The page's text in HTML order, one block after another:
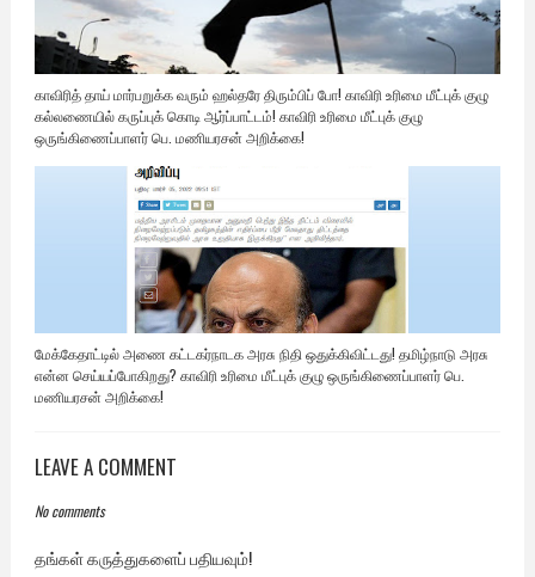
காவிரித் தாய் மார்பறுக்க வரும் ஹல்தரே திரும்பிப் போ! காவிரி உரிமை மீட்புக் குழு
கல்லணையில் கருப்புக் கொடி ஆர்ப்பாட்டம்! காவிரி உரிமை மீட்புக் குழு
ஒருங்கிணைப்பாளர் பெ. மணியரசன் அறிக்கை!
மேக்கேதாட்டில் அணை கட்டகர்நாடக அரசு நிதி ஒதுக்கிவிட்டது! தமிழ்நாடு அரசு
என்ன செய்யப்போகிறது? காவிரி உரிமை மீட்புக் குழு ஒருங்கிணைப்பாளர் பெ.
மணியரசன் அறிக்கை!
LEAVE A COMMENT
No comments
தங்கள் கருத்துகளைப் பதியவும்!